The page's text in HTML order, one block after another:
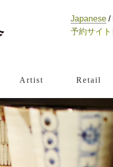
Artist Retail
Japanese /
予約サイト